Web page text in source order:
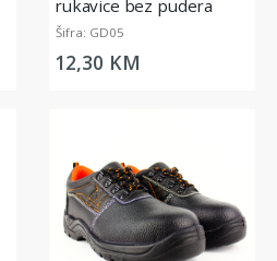
rukavice bez pudera
SHIELD GD05
Šifra: GD05
12,30 KM